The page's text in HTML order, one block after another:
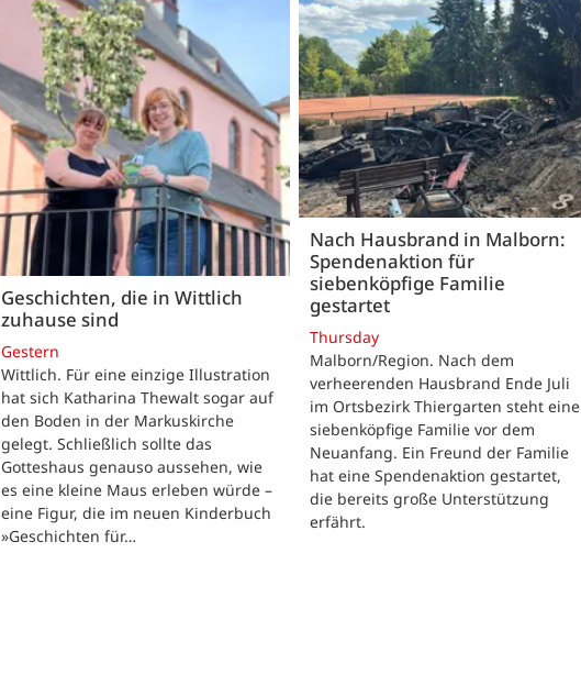
Geschichten, die in Wittlich
zuhause sind
Gestern
Wittlich. Für eine einzige Illustration
hat sich Katharina Thewalt sogar auf
den Boden in der Markuskirche
gelegt. Schließlich sollte das
Gotteshaus genauso aussehen, wie
es eine kleine Maus erleben würde –
eine Figur, die im neuen Kinderbuch
»Geschichten für…
Nach Hausbrand in Malborn:
Spendenaktion für
siebenköpfige Familie
gestartet
Thursday
Malborn/Region. Nach dem
verheerenden Hausbrand Ende Juli
im Ortsbezirk Thiergarten steht eine
siebenköpfige Familie vor dem
Neuanfang. Ein Freund der Familie
hat eine Spendenaktion gestartet,
die bereits große Unterstützung
erfährt.